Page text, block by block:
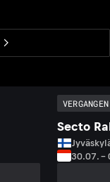
VERGANGEN
Secto
30.07. –